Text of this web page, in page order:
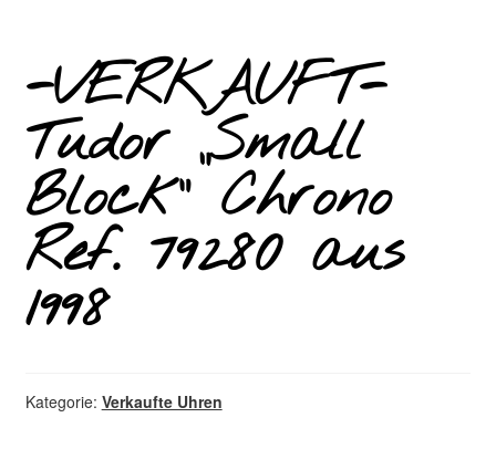
-VERKAUFT-
Tudor „Small
Block“ Chrono
Ref. 79280 aus
1998
Kategorie: Verkaufte Uhren